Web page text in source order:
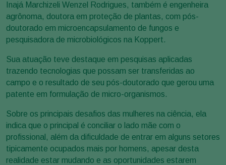
Inajá Marchizeli Wenzel Rodrigues, também é engenheira
agrônoma, doutora em proteção de plantas, com pós-
doutorado em microencapsulamento de fungos e
pesquisadora de microbiológicos na Koppert.
Sua atuação teve destaque em pesquisas aplicadas
trazendo tecnologias que possam ser transferidas ao
campo e o resultado de seu pós-doutorado que gerou uma
patente em formulação de micro-organismos.
Sobre os principais desafios das mulheres na ciência, ela
indica que o principal é conciliar o lado mãe com o
profissional, além da dificuldade de entrar em alguns setores
tipicamente ocupados mais por homens, apesar desta
realidade estar mudando e as oportunidades estarem